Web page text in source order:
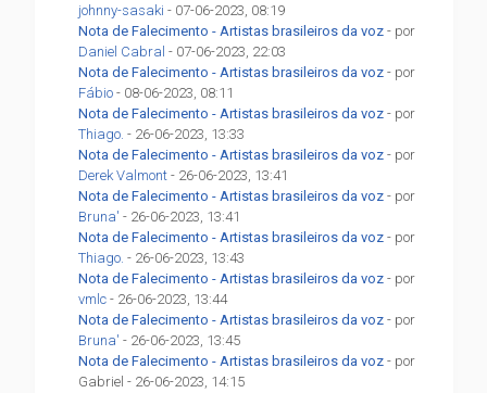
johnny-sasaki - 07-06-2023, 08:19
Nota de Falecimento - Artistas brasileiros da voz - por
Daniel Cabral - 07-06-2023, 22:03
Nota de Falecimento - Artistas brasileiros da voz - por
Fábio - 08-06-2023, 08:11
Nota de Falecimento - Artistas brasileiros da voz - por
Thiago. - 26-06-2023, 13:33
Nota de Falecimento - Artistas brasileiros da voz - por
Derek Valmont - 26-06-2023, 13:41
Nota de Falecimento - Artistas brasileiros da voz - por
Bruna' - 26-06-2023, 13:41
Nota de Falecimento - Artistas brasileiros da voz - por
Thiago. - 26-06-2023, 13:43
Nota de Falecimento - Artistas brasileiros da voz - por
vmlc - 26-06-2023, 13:44
Nota de Falecimento - Artistas brasileiros da voz - por
Bruna' - 26-06-2023, 13:45
Nota de Falecimento - Artistas brasileiros da voz - por
Gabriel - 26-06-2023, 14:15